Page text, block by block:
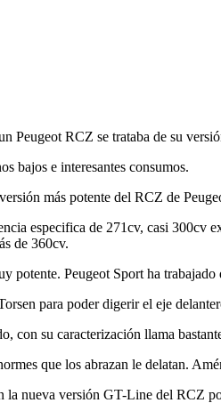
Peugeot RCZ se trataba de su
bajos e interesantes consumos.
más potente del RCZ de
especifica de 271cv, casi 300cv
de 360cv.
potente. Peugeot Sport ha
para poder digerir el eje
con su caracterización llama
que los abrazan le delatan.
la nueva versión GT-Line del RCZ